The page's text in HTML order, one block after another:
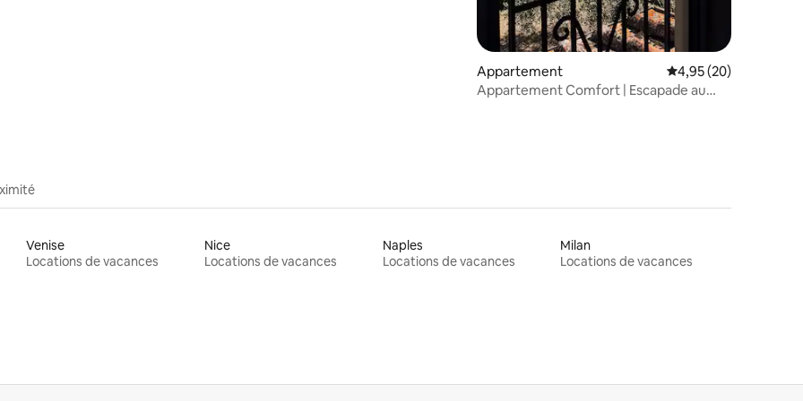
Appartement Évaluation moyenne
4,95 (20)
Appartement Comfort | Escapade au
Venise
Locations de vacances
Nice
Locations de vacances
Naples
Locations de vacances
Milan
Locations de vacances